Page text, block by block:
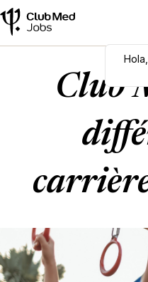
Hola
Club